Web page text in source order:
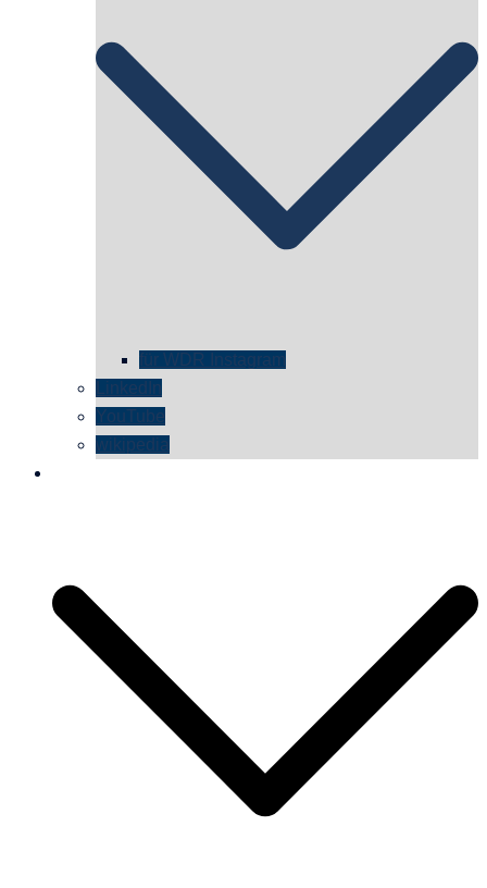
für WDR Instagram
LinkedIn
YouTube
wikipedia